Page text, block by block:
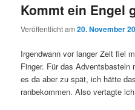
Kommt ein Engel
Veröffentlicht am20. November
Irgendwann vor langer Zeit fiel
Finger. Für das Adventsbasteln
es da aber zu spät, ich hätte
ranbekommen. Also vertagte